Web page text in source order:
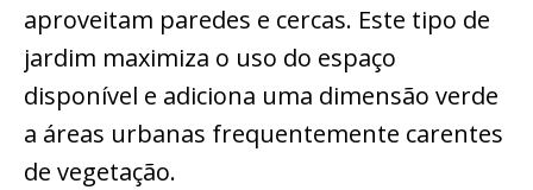
aproveitam paredes e cercas. Este tipo de
jardim maximiza o uso do espaço
disponível e adiciona uma dimensão verde
a áreas urbanas frequentemente carentes
de vegetação.